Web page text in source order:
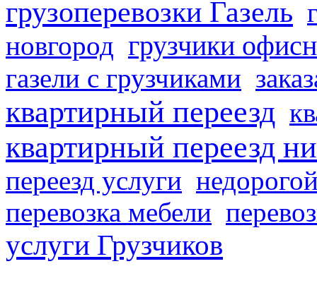
грузоперевозки Газель
новгород грузчики
газели с грузчиками
квартирный переезд
квартирный переезд
переезд услуги
перевозка мебели
услуги Грузчиков